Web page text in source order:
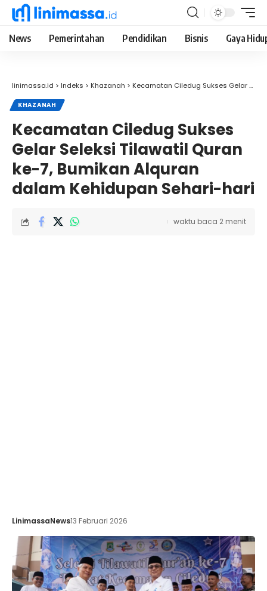
News Pemerintahan Pendidikan Bisnis Gaya
linimassa.id > Indeks > Khazanah > Kecamatan Ciledug Sukses Gelar Seleksi Tilawatil Quran ke-7, Bumikan Alquran dalam Kehidupan Sehari-hari
KHAZANAH
Kecamatan Ciledug Sukses
Gelar Seleksi Tilawatil Quran
ke-7, Bumikan Alquran
dalam Kehidupan Sehari-hari
LinimassaNews13 Februari 2026
waktu baca 2 menit